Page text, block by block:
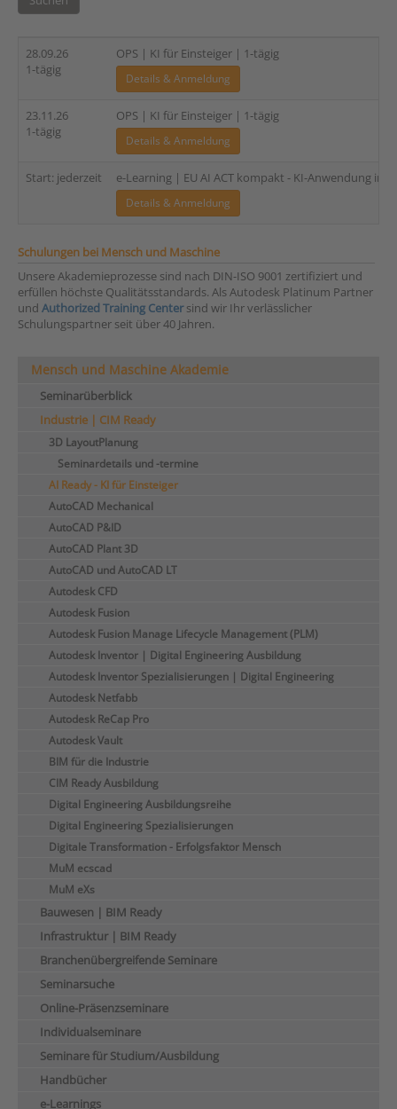
28.09.26
1-tägig
OPS | KI für Einsteiger | 1-tägig
Details & Anmeldung
23.11.26
1-tägig
OPS | KI für Einsteiger | 1-tägig
Details & Anmeldung
Start: jederzeit e-Learning | EU AI ACT kompakt - KI-Anwendung in
Details & Anmeldung
Schulungen bei Mensch und Maschine
Unsere Akademieprozesse sind nach DIN-ISO 9001 zertifiziert und
erfüllen höchste Qualitätsstandards. Als Autodesk Platinum Partner
und Authorized Training Centersind wir Ihr verlässlicher
Schulungspartner seit über 40 Jahren.
Mensch und Maschine Akademie
Seminarüberblick
Industrie | CIM Ready
3D LayoutPlanung
Seminardetails und -termine
AI Ready - KI für Einsteiger
AutoCAD Mechanical
AutoCAD P&ID
AutoCAD Plant 3D
AutoCAD und AutoCAD LT
Autodesk CFD
Autodesk Fusion
Autodesk Fusion Manage Lifecycle Management (PLM)
Autodesk Inventor | Digital Engineering Ausbildung
Autodesk Inventor Spezialisierungen | Digital Engineering
Autodesk Netfabb
Autodesk ReCap Pro
Autodesk Vault
BIM für die Industrie
CIM Ready Ausbildung
Digital Engineering Ausbildungsreihe
Digital Engineering Spezialisierungen
Digitale Transformation - Erfolgsfaktor Mensch
MuM ecscad
MuM eXs
Bauwesen | BIM Ready
Infrastruktur | BIM Ready
Branchenübergreifende Seminare
Seminarsuche
Online-Präsenzseminare
Individualseminare
Seminare für Studium/Ausbildung
Handbücher
e-Learnings